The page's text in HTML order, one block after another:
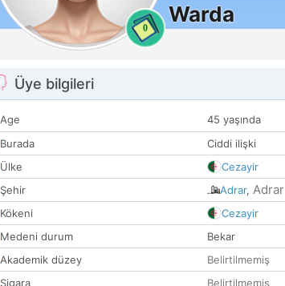
0
Warda
Üye bilgileri
Age
45 yaşında
Burada
Ciddi ilişki
Ülke
Cezayir
Şehir
Adrar, Adrar
Kökeni
Cezayir
Medeni durum
Bekar
Akademik düzey
Belirtilmemiş
Sigara
Belirtilmemiş